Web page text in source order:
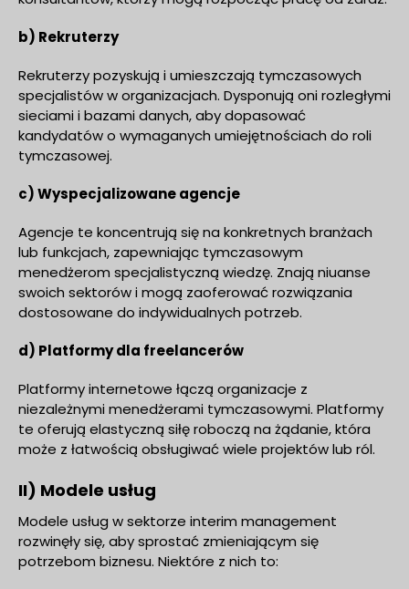
b) Rekruterzy
Rekruterzy pozyskują i umieszczają tymczasowych
specjalistów w organizacjach. Dysponują oni rozległymi
sieciami i bazami danych, aby dopasować
kandydatów o wymaganych umiejętnościach do roli
tymczasowej.
c) Wyspecjalizowane agencje
Agencje te koncentrują się na konkretnych branżach
lub funkcjach, zapewniając tymczasowym
menedżerom specjalistyczną wiedzę. Znają niuanse
swoich sektorów i mogą zaoferować rozwiązania
dostosowane do indywidualnych potrzeb.
d) Platformy dla freelancerów
Platformy internetowe łączą organizacje z
niezależnymi menedżerami tymczasowymi. Platformy
te oferują elastyczną siłę roboczą na żądanie, która
może z łatwością obsługiwać wiele projektów lub ról.
II) Modele usług
Modele usług w sektorze interim management
rozwinęły się, aby sprostać zmieniającym się
potrzebom biznesu. Niektóre z nich to: